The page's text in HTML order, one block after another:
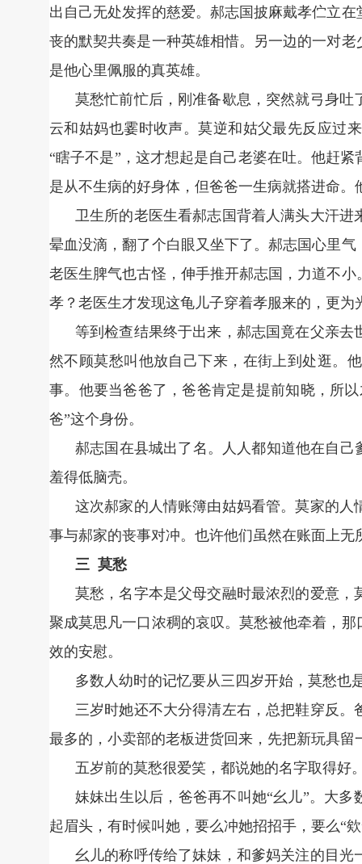
出自己无处发挥的慈爱。郝志国披麻戴孝伫立
丧的默契共奏是一种英雄相惜。另一边的一对
是他心里佩服的真英雄。
莫愁忙前忙后，刚准备歇息，突然就弓身
云和姑妈也霎时收声。莫逆和姑父最先反应过
“瞎子不是”，这才想起是自己老婆在吐。他赶
是从不生病的好身体，但爸爸一生病就搭进命。
卫生所的老医生看郝志国背着人满头大汗
晕血没滴，翻了个白眼又坐下了。郝志国心里
老医生脾气也古怪，伸手推开郝志国，力道不
孝？老医生才发现这龟儿子穿着孝服来的，更为
等到检查结果终于出来，郝志国竟在父亲
然不顾莫愁叫他放自己下来，在街上到处逛。
事。他要当爸爸了，爸爸肯定是提前知晓，所
爸”这个身份。
郝志国在县城出了名。人人都知道他在自
羞得低脑壳。
这次郝家的人情账簿由姑妈看管。莫家的
事与郝家的丧事对冲。也许他们虽然在账面上
三 莫愁
莫愁，名字本是父母交融时最浓烈的爱意
聚成莫思凡一口浓稠的哀叹。莫愁被他牵着，
效的安慰。
多数人幼时的记忆要从三四岁开始，莫愁也
三岁时她还不大分得清左右，总把鞋穿反
最多的，小卖部的老板进货回来，先把新玩具留
五岁前的莫愁很爱笑，都说她的名字取得好
妹妹出生以后，爸爸再不叫她“幺儿”。大
起眉头，有时候叫她，要么冲她招招手，要么“
幺儿的称呼传给了妹妹，和爹妈关注的目